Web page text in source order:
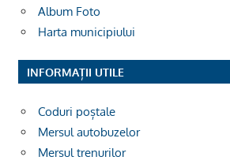
Album Foto
Harta municipiului
INFORMAȚII UTILE
Coduri poștale
Mersul autobuzelor
Mersul trenurilor